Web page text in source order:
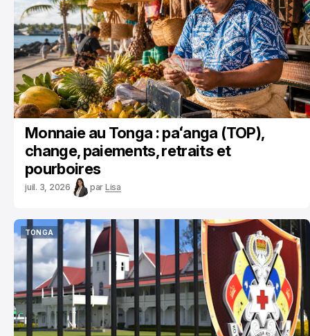
Monnaie au Tonga : paʻanga (TOP),
change, paiements, retraits et
pourboires
juil. 3, 2026 par Lisa
TONGA
TONGA